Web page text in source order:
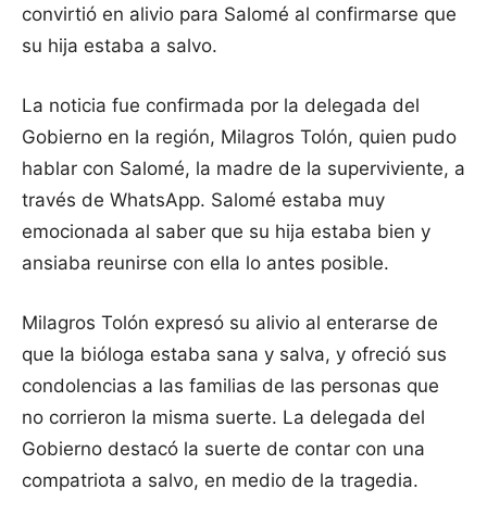
convirtió en alivio para Salomé al confirmarse que
su hija estaba a salvo.
La noticia fue confirmada por la delegada del
Gobierno en la región, Milagros Tolón, quien pudo
hablar con Salomé, la madre de la superviviente, a
través de WhatsApp. Salomé estaba muy
emocionada al saber que su hija estaba bien y
ansiaba reunirse con ella lo antes posible.
Milagros Tolón expresó su alivio al enterarse de
que la bióloga estaba sana y salva, y ofreció sus
condolencias a las familias de las personas que
no corrieron la misma suerte. La delegada del
Gobierno destacó la suerte de contar con una
compatriota a salvo, en medio de la tragedia.